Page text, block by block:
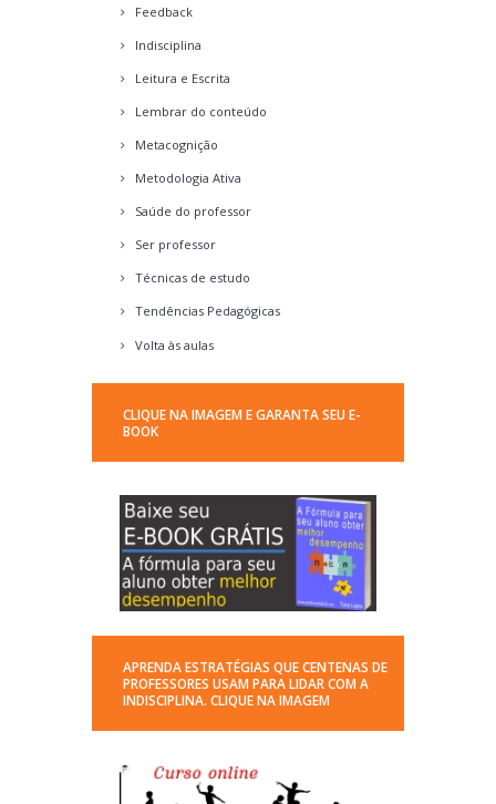
Feedback
Indisciplina
Leitura e Escrita
Lembrar do conteúdo
Metacognição
Metodologia Ativa
Saúde do professor
Ser professor
Técnicas de estudo
Tendências Pedagógicas
Volta às aulas
CLIQUE NA IMAGEM E GARANTA SEU E-
BOOK
APRENDA ESTRATÉGIAS QUE CENTENAS DE
PROFESSORES USAM PARA LIDAR COM A
INDISCIPLINA. CLIQUE NA IMAGEM